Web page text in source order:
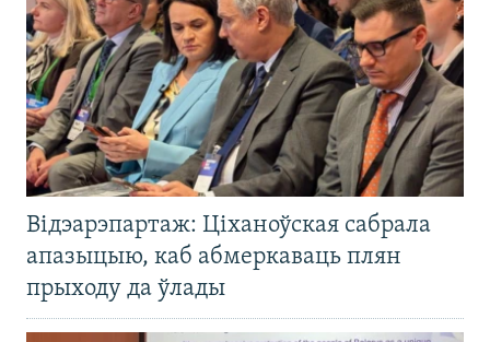
Відэарэпартаж: Ціханоўская сабрала
апазыцыю, каб абмеркаваць плян
прыходу да ўлады